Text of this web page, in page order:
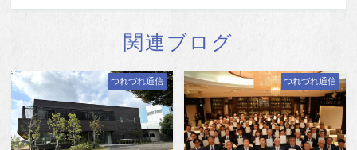
関連ブログ
つれづれ通信 つれづれ通信